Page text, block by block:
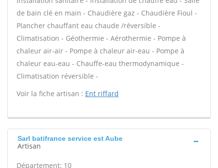
de bain clé en main - Chaudière gaz - Chaudière Fioul -
Plancher chauffant eau chaude /réversible -
Climatisation - Géothermie - Aérothermie - Pompe à
chaleur air-air - Pompe à chaleur air-eau - Pompe à
chaleur eau-eau - Chauffe-eau thermodynamique -
Climatisation réversible -
Voir la fiche artisan : Ent riffard
Sarl batifrance service est Aube
Artisan
Département: 10